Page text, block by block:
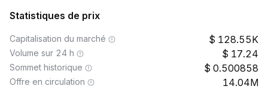
Statistiques de prix
Capitalisation du marché 128.55K
Volume sur 24 h 17.24
Sommet historique 0.500858
Offre en circulation 14.04M